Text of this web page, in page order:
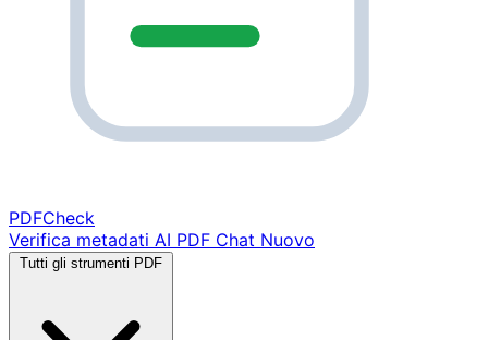
PDFCheck
Verifica metadati AI PDF Chat Nuovo
Tutti gli strumenti PDF